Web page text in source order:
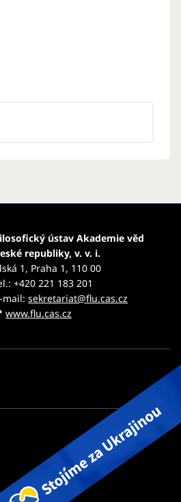
ústav Akademie věd
republiky, v. v. i.
1, Praha 1, 110 00
+420 221 183 201
mail:sekretariat@flu.cas.cz
www.flu.cas.cz